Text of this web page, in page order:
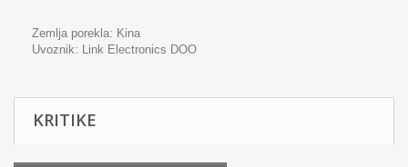
Zemlja porekla: Kina
Uvoznik: Link Electronics DOO
KRITIKE